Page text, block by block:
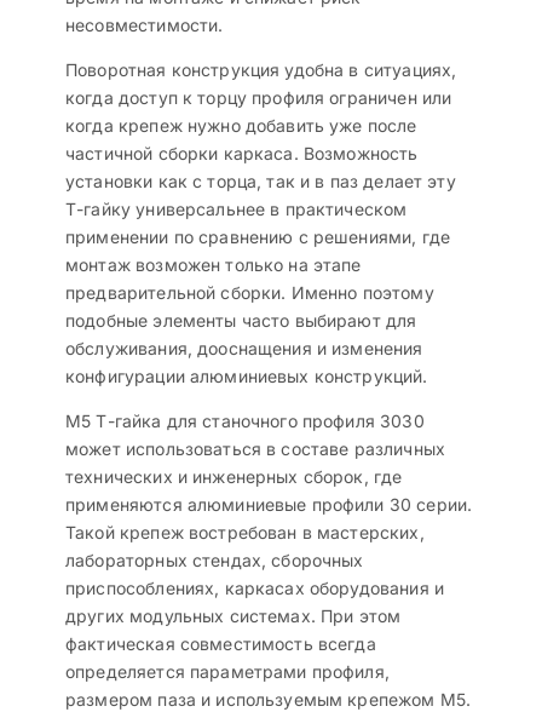
несовместимости.
Поворотная конструкция удобна в ситуациях,
когда доступ к торцу профиля ограничен или
когда крепеж нужно добавить уже после
частичной сборки каркаса. Возможность
установки как с торца, так и в паз делает эту
Т-гайку универсальнее в практическом
применении по сравнению с решениями, где
монтаж возможен только на этапе
предварительной сборки. Именно поэтому
подобные элементы часто выбирают для
обслуживания, дооснащения и изменения
конфигурации алюминиевых конструкций.
М5 Т-гайка для станочного профиля 3030
может использоваться в составе различных
технических и инженерных сборок, где
применяются алюминиевые профили 30 серии.
Такой крепеж востребован в мастерских,
лабораторных стендах, сборочных
приспособлениях, каркасах оборудования и
других модульных системах. При этом
фактическая совместимость всегда
определяется параметрами профиля,
размером паза и используемым крепежом M5.